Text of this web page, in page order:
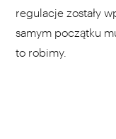
regulacje zostały
samym początku
to robimy.